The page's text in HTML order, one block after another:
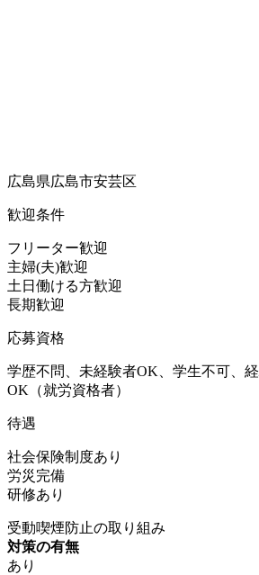
広島県広島市安芸区
歓迎条件
フリーター歓迎
主婦(夫)歓迎
土日働ける方歓迎
長期歓迎
応募資格
学歴不問、未経験者OK、学生不可、
OK（就労資格者）
待遇
社会保険制度あり
労災完備
研修あり
受動喫煙防止の取り組み
対策の有無
あり